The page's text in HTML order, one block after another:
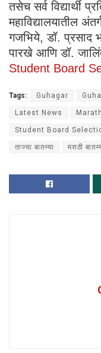
तसेच सर्व विद्यार्थी
महाविद्यालयातील
गजभिये, डॉ. प्रसाद
पारखे आणि डॉ.
Student Board
Tags: Guhagar
Latest News
Student Board
ताज्या बातम्या मराठी